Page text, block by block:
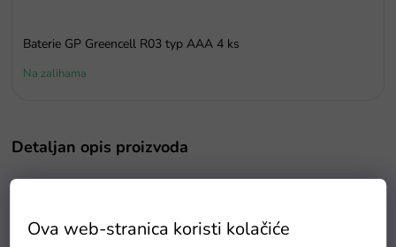
Ova web-stranica koristi kolačiće
Baterie GP Greencell R03 typ AAA 4 ks
Na zalihama
Detaljan opis proizvoda
R1200 ima originalnu BMW licencu, što znači da je isti kao